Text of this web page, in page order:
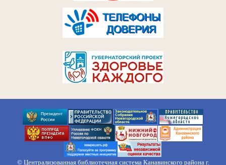
© Централизованная библиотечная система Канавинского района г.